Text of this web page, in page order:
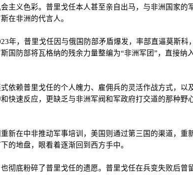
主义色彩。普里戈任本人甚至亲自出马，与非洲国家
在非洲的代言人。
年，普里戈任因与俄国防部矛盾爆发，率部直逼莫斯
防部将瓦格纳的残余力量整编为“非洲军团”，直接纳
依赖普里戈任的个人魄力、雇佣兵的灵活作战方式，
快速反应，更缺乏与非洲军阀和军政府打交道的那种
新在中非推动军事培训，美国则通过第三国的渠道，
的地盘，眼看着逐渐回到西方手中。
彻底粉碎了普里戈任的遗愿。普里戈任在兵变失败后